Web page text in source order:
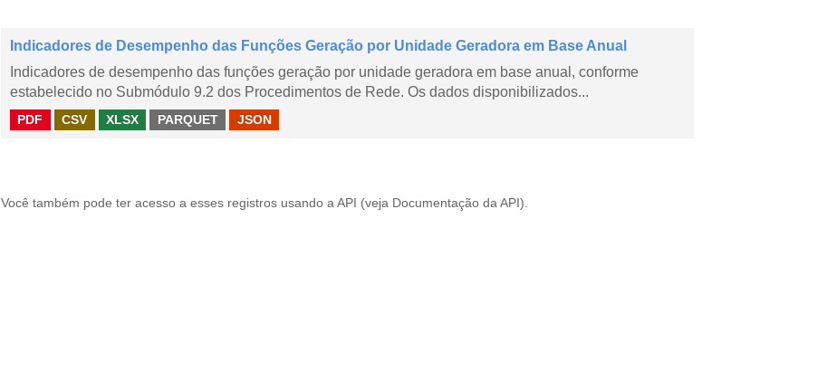
Indicadores de Desempenho das Funções Geração por Unidade Geradora em Base Anual
Indicadores de desempenho das funções geração por unidade geradora em base anual, conforme
estabelecido no Submódulo 9.2 dos Procedimentos de Rede. Os dados disponibilizados...
PDF CSV XLSX PARQUET JSON
Você também pode ter acesso a esses registros usando a API (veja Documentação da API ).